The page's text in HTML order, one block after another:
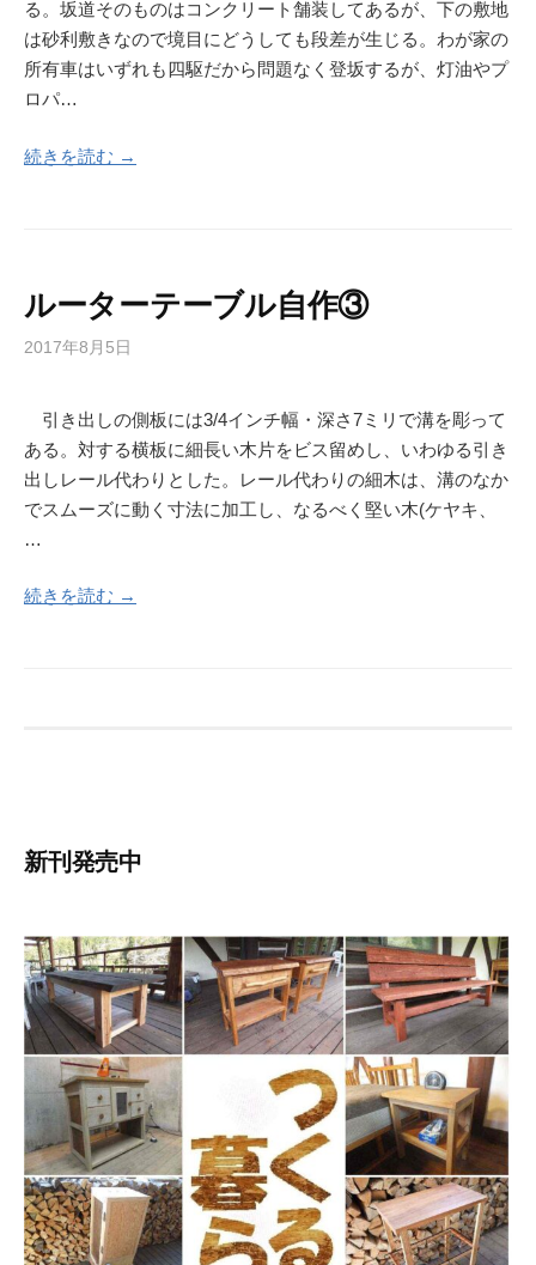
る。坂道そのものはコンクリート舗装してあるが、下の敷地
は砂利敷きなので境目にどうしても段差が生じる。わが家の
所有車はいずれも四駆だから問題なく登坂するが、灯油やプ
ロパ…
続きを読む →
ルーターテーブル自作③
2017年8月5日
引き出しの側板には3/4インチ幅・深さ7ミリで溝を彫って
ある。対する横板に細長い木片をビス留めし、いわゆる引き
出しレール代わりとした。レール代わりの細木は、溝のなか
でスムーズに動く寸法に加工し、なるべく堅い木(ケヤキ、
…
続きを読む →
新刊発売中